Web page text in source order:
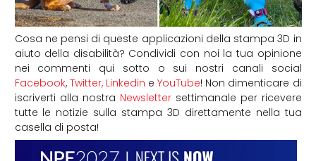
Cosa ne pensi di queste applicazioni della stampa 3D in
aiuto della disabilità? Condividi con noi la tua opinione
nei commenti qui sotto o sui nostri canali social
Facebook, Twitter, Linkedin eYouTube! Non dimenticare di
iscriverti alla nostra Newslettersettimanale per ricevere
tutte le notizie sulla stampa 3D direttamente nella tua
casella di posta!